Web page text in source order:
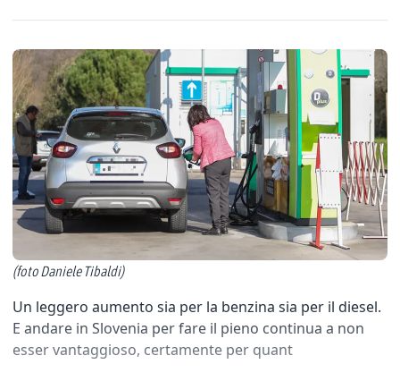
(foto Daniele Tibaldi)
Un leggero aumento sia per la benzina sia per il diesel.
E andare in Slovenia per fare il pieno continua a non
esser vantaggioso, certamente per quant